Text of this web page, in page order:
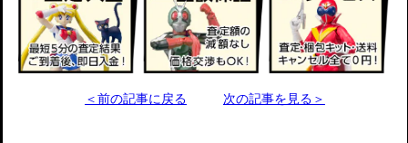
＜前の記事に戻る 次の記事を見る＞